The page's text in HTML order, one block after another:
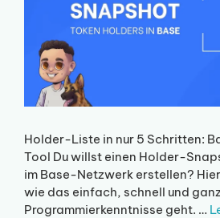
Holder-Liste in nur 5 Schritten:
Tool Du willst einen Holder-
im Base-Netzwerk erstellen?
wie das einfach, schnell und
Programmierkenntnisse geht. …